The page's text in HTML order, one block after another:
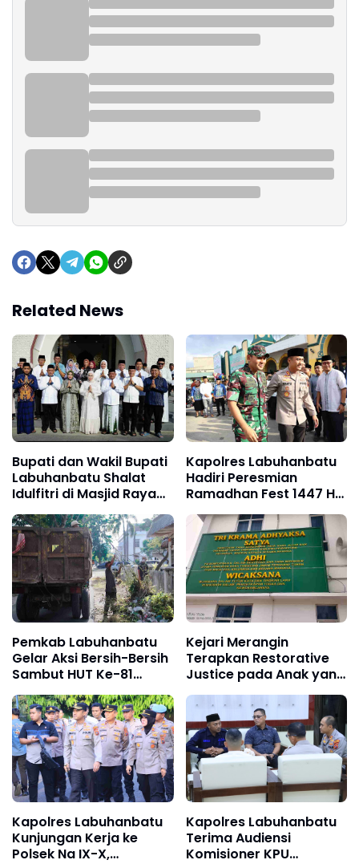
Related News
Bupati dan Wakil Bupati
Labuhanbatu Shalat
Idulfitri di Masjid Raya
Al-Ikhlas Ujung Bandar
Kapolres Labuhanbatu
Hadiri Peresmian
Ramadhan Fest 1447 H
di Masjid Agung
Rantauprapat
Pemkab Labuhanbatu
Gelar Aksi Bersih-Bersih
Sambut HUT Ke-81
Kemerdekaan RI
Kejari Merangin
Terapkan Restorative
Justice pada Anak yang
Terlibat Perkara
Narkoba
Kapolres Labuhanbatu
Kunjungan Kerja ke
Polsek Na IX-X,
Kapolres Labuhanbatu
Terima Audiensi
Komisioner KPU